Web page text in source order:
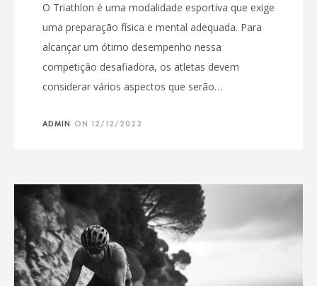
O Triathlon é uma modalidade esportiva que exige
uma preparação física e mental adequada. Para
alcançar um ótimo desempenho nessa
competição desafiadora, os atletas devem
considerar vários aspectos que serão…
ADMIN ON 12/12/2023